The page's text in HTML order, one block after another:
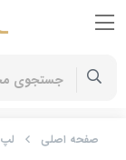
صفحه اصلی